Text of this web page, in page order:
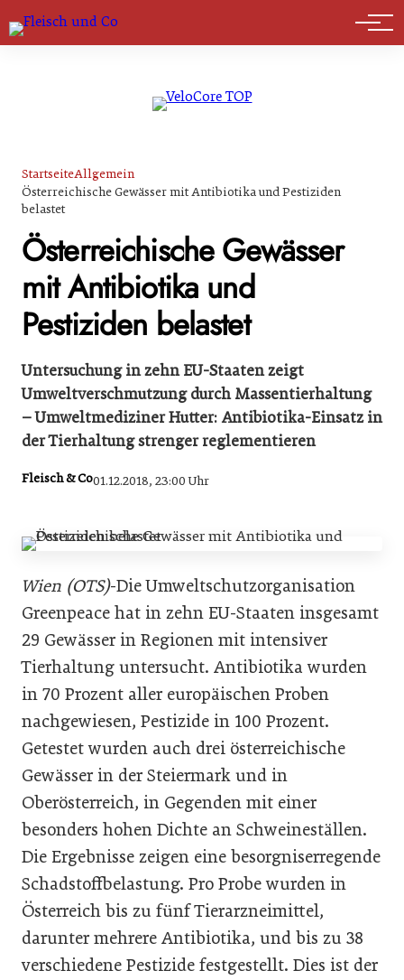
Marktführer
StartseiteAllgemein
Österreichische Gewässer mit Antibiotika und Pestiziden
belastet
Österreichische Gewässer
mit Antibiotika und
Pestiziden belastet
Untersuchung in zehn EU-Staaten zeigt
Umweltverschmutzung durch Massentierhaltung
– Umweltmediziner Hutter: Antibiotika-Einsatz in
der Tierhaltung strenger reglementieren
Fleisch & Co01.12.2018, 23:00 Uhr
Wien (OTS)-Die Umweltschutzorganisation
Greenpeace hat in zehn EU-Staaten insgesamt
29 Gewässer in Regionen mit intensiver
Tierhaltung untersucht. Antibiotika wurden
in 70 Prozent aller europäischen Proben
nachgewiesen, Pestizide in 100 Prozent.
Getestet wurden auch drei österreichische
Gewässer in der Steiermark und in
Oberösterreich, in Gegenden mit einer
besonders hohen Dichte an Schweineställen.
Die Ergebnisse zeigen eine besorgniserregende
Schadstoffbelastung. Pro Probe wurden in
Österreich bis zu fünf Tierarzneimittel,
darunter mehrere Antibiotika, und bis zu 38
verschiedene Pestizide festgestellt. Dies ist der